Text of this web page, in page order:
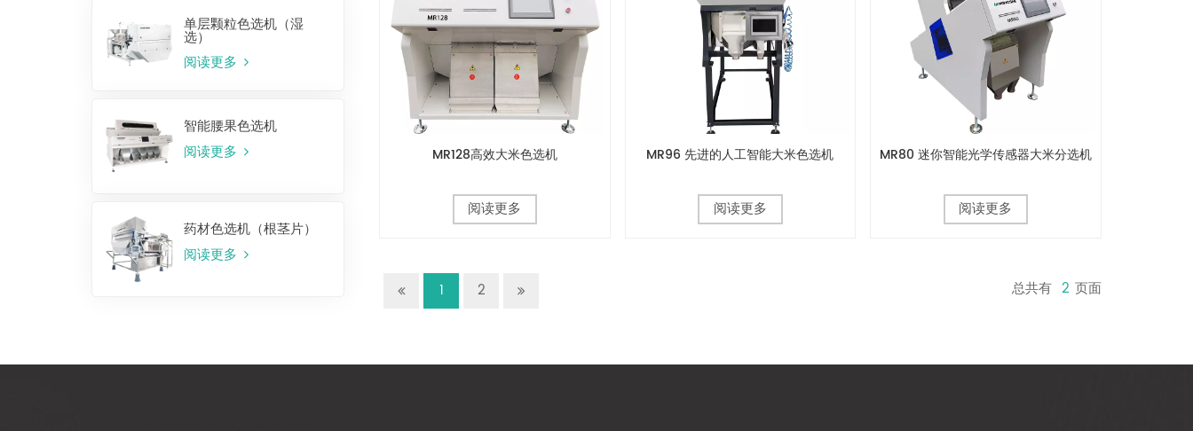
单层颗粒色选机（湿
选）
阅读更多
智能腰果色选机
阅读更多
药材色选机（根茎片）
阅读更多
MR128高效大米色选机
阅读更多
MR96 先进的人工智能大米色选机
阅读更多
MR80 迷你智能光学传感器大米分选机
阅读更多
1 2 总共有 2 页面